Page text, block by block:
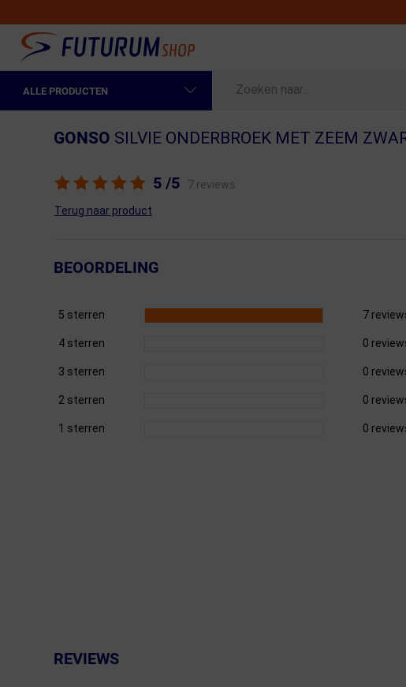
ALLE PRODUCTEN
Fietsonderdelen
Fietstassen & Rugzakken
GONSO SILVIE ONDERBROEK MET ZEEM
5 /5 7 reviews
Terug naar product
BEOORDELING
5 sterren 7
4 sterren 0
3 sterren 0
2 sterren 0
1 sterren 0
REVIEWS